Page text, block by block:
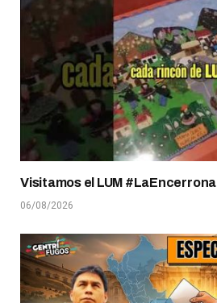
Visitamos el LUM #LaEncerrona
06/08/2026